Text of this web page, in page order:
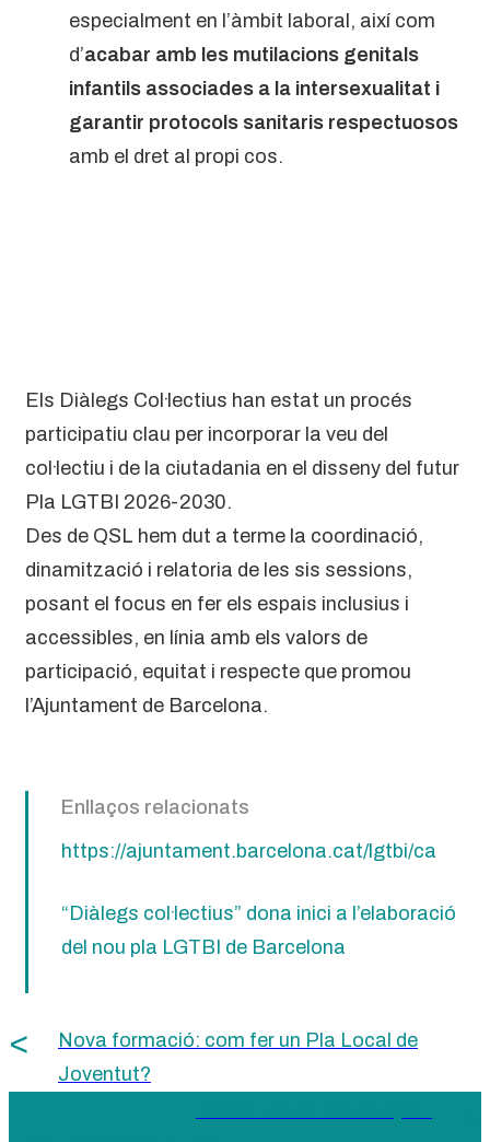
especialment en l’àmbit laboral, així com
d’acabar amb les mutilacions genitals
infantils associades a la intersexualitat i
garantir protocols sanitaris respectuosos
amb el dret al propi cos.
Els Diàlegs Col·lectius han estat un procés
participatiu clau per incorporar la veu del
col·lectiu i de la ciutadania en el disseny del futur
Pla LGTBI 2026-2030.
Des de QSL hem dut a terme la coordinació,
dinamització i relatoria de les sis sessions,
posant el focus en fer els espais inclusius i
accessibles, en línia amb els valors de
participació, equitat i respecte que promou
l’Ajuntament de Barcelona.
Enllaços relacionats
https://ajuntament.barcelona.cat/lgtbi/ca
“Diàlegs col·lectius” dona inici a l’elaboració
del nou pla LGTBI de Barcelona
Nova formació: com fer un Pla Local de
Joventut?